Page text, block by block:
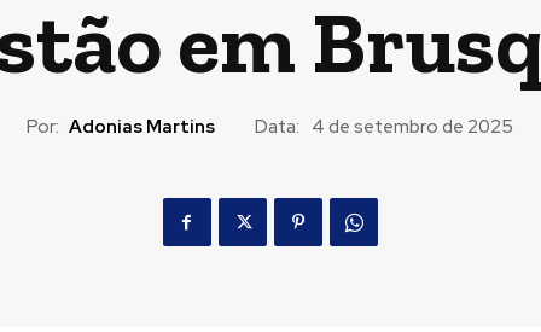
em
Por: Adonias Martins Data: 4 de setembro de 2025